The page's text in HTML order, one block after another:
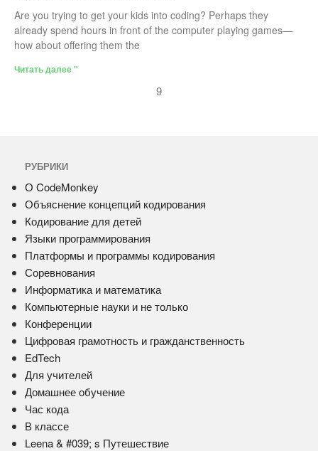
Are you trying to get your kids into coding? Perhaps they
already spend hours in front of the computer playing games—
how about offering them the
Читать далее "
9
РУБРИКИ
О CodeMonkey
Объяснение концепций кодирования
Кодирование для детей
Языки программирования
Платформы и программы кодирования
Соревнования
Информатика и математика
Компьютерные науки и не только
Конференции
Цифровая грамотность и гражданственность
EdTech
Для учителей
Домашнее обучение
Час кода
В классе
Leena & #039; s Путешествие